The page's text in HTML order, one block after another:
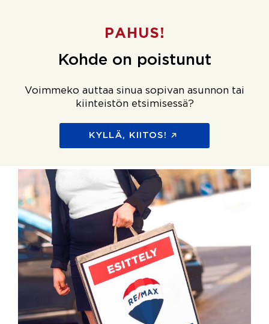
PAHUS!
Kohde on poistunut
Voimmeko auttaa sinua sopivan asunnon tai
kiinteistön etsimisessä?
KYLLÄ, KIITOS!